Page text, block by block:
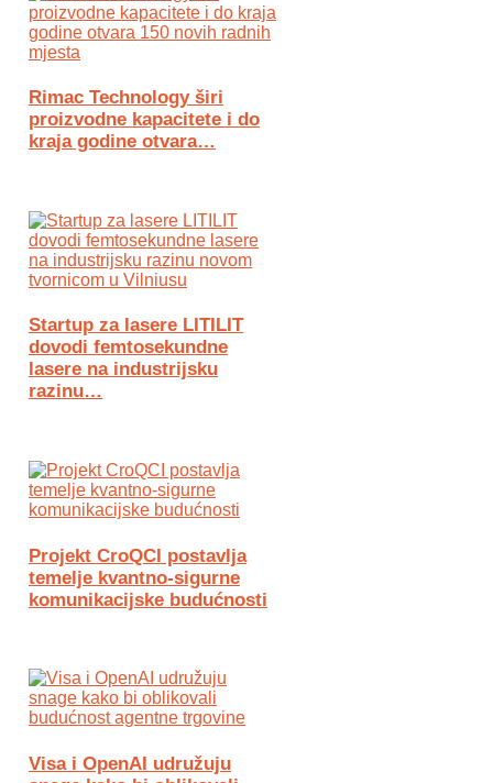
Rimac Technology širi
proizvodne kapacitete i do
kraja godine otvara…
Startup za lasere LITILIT
dovodi femtosekundne
lasere na industrijsku
razinu…
Projekt CroQCI postavlja
temelje kvantno-sigurne
komunikacijske budućnosti
Visa i OpenAI udružuju